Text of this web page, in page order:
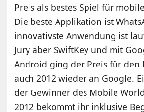
Preis als bestes Spiel für
Die beste Applikation ist
innovativste Anwendung ist
Jury aber SwiftKey und mit
Android ging der Preis für den
auch 2012 wieder an Google.
der Gewinner des Mobile
2012 bekommt ihr inklusive